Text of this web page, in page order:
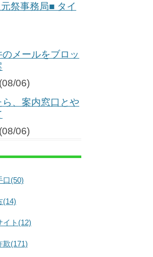
祭事務局■ タイ
メールをブロッ
06)
、案内窓口とや
06)
口(50)
(14)
イト(12)
欺(171)